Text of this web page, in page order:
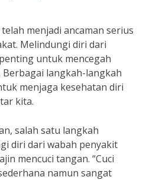
menjadi ancaman serius
Melindungi diri dari
untuk mencegah
langkah-langkah
menjaga kesehatan diri
kita.
salah satu langkah
diri dari wabah penyakit
mencuci tangan. “Cuci
namun sangat